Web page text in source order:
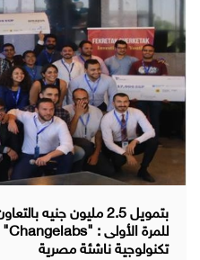
بتمويل 2.5 مليون
تكنولوجية ناشئة مصرية